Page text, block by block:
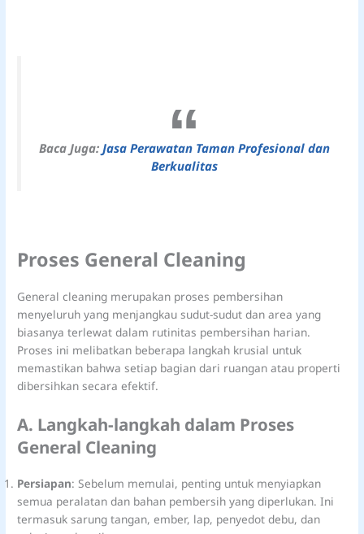
Baca Juga: Jasa Perawatan Taman Profesional dan
Berkualitas
Proses General Cleaning
General cleaning merupakan proses pembersihan
menyeluruh yang menjangkau sudut-sudut dan area yang
biasanya terlewat dalam rutinitas pembersihan harian.
Proses ini melibatkan beberapa langkah krusial untuk
memastikan bahwa setiap bagian dari ruangan atau properti
dibersihkan secara efektif.
A. Langkah-langkah dalam Proses
General Cleaning
Persiapan: Sebelum memulai, penting untuk menyiapkan
semua peralatan dan bahan pembersih yang diperlukan. Ini
termasuk sarung tangan, ember, lap, penyedot debu, dan